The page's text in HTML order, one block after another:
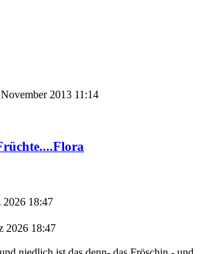
2013 11:14
2026 18:47
2026 18:47